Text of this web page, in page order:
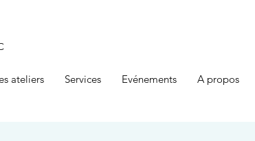
ateliers Services Evénements A propos